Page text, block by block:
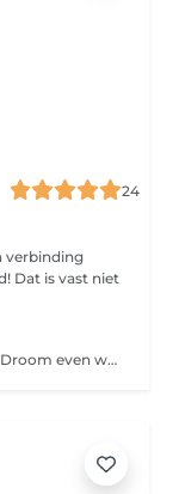
24
Je kunt kiezen uit: 30, 60, 90 of 120 minuten. Droom even weg en ontspan van top tot teen dankzij deze lichaamsmassage.